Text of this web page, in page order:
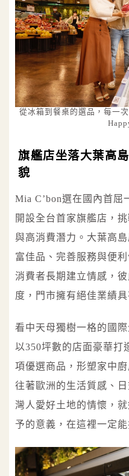
從冰箱到餐桌的選品，每一
旗艦店坐落大葉高
貌
Mia C’bon選在國內首屈
開設全台首家旗艦店，
與高消費潛力。大葉高
富佳品、完善服務與便
消費者長期建立情感，
度，門市擁有絕佳業績具
看中天母獨樹一格的國
以350坪數的店面豪華打
項優選商品，形塑家中
往著歐洲的生活質感、
灣人愛好土地的情懷，
予的意義，在這裡一定